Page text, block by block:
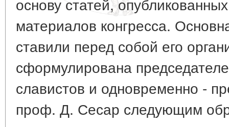
материалов конгресса.
ставили перед собой его
сформулирована
славистов и одновременно -
проф. Д. Сесар следующим